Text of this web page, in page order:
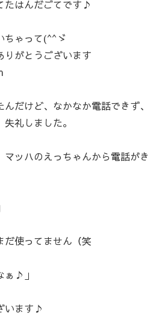
たはんだごてです♪
ちゃって(^^ゞ
りがとうございます
だけど、なかなか電話できず、
礼しました。
マッハのえっちゃんから電話がき
だ使ってません（笑
ぁ♪」
います♪